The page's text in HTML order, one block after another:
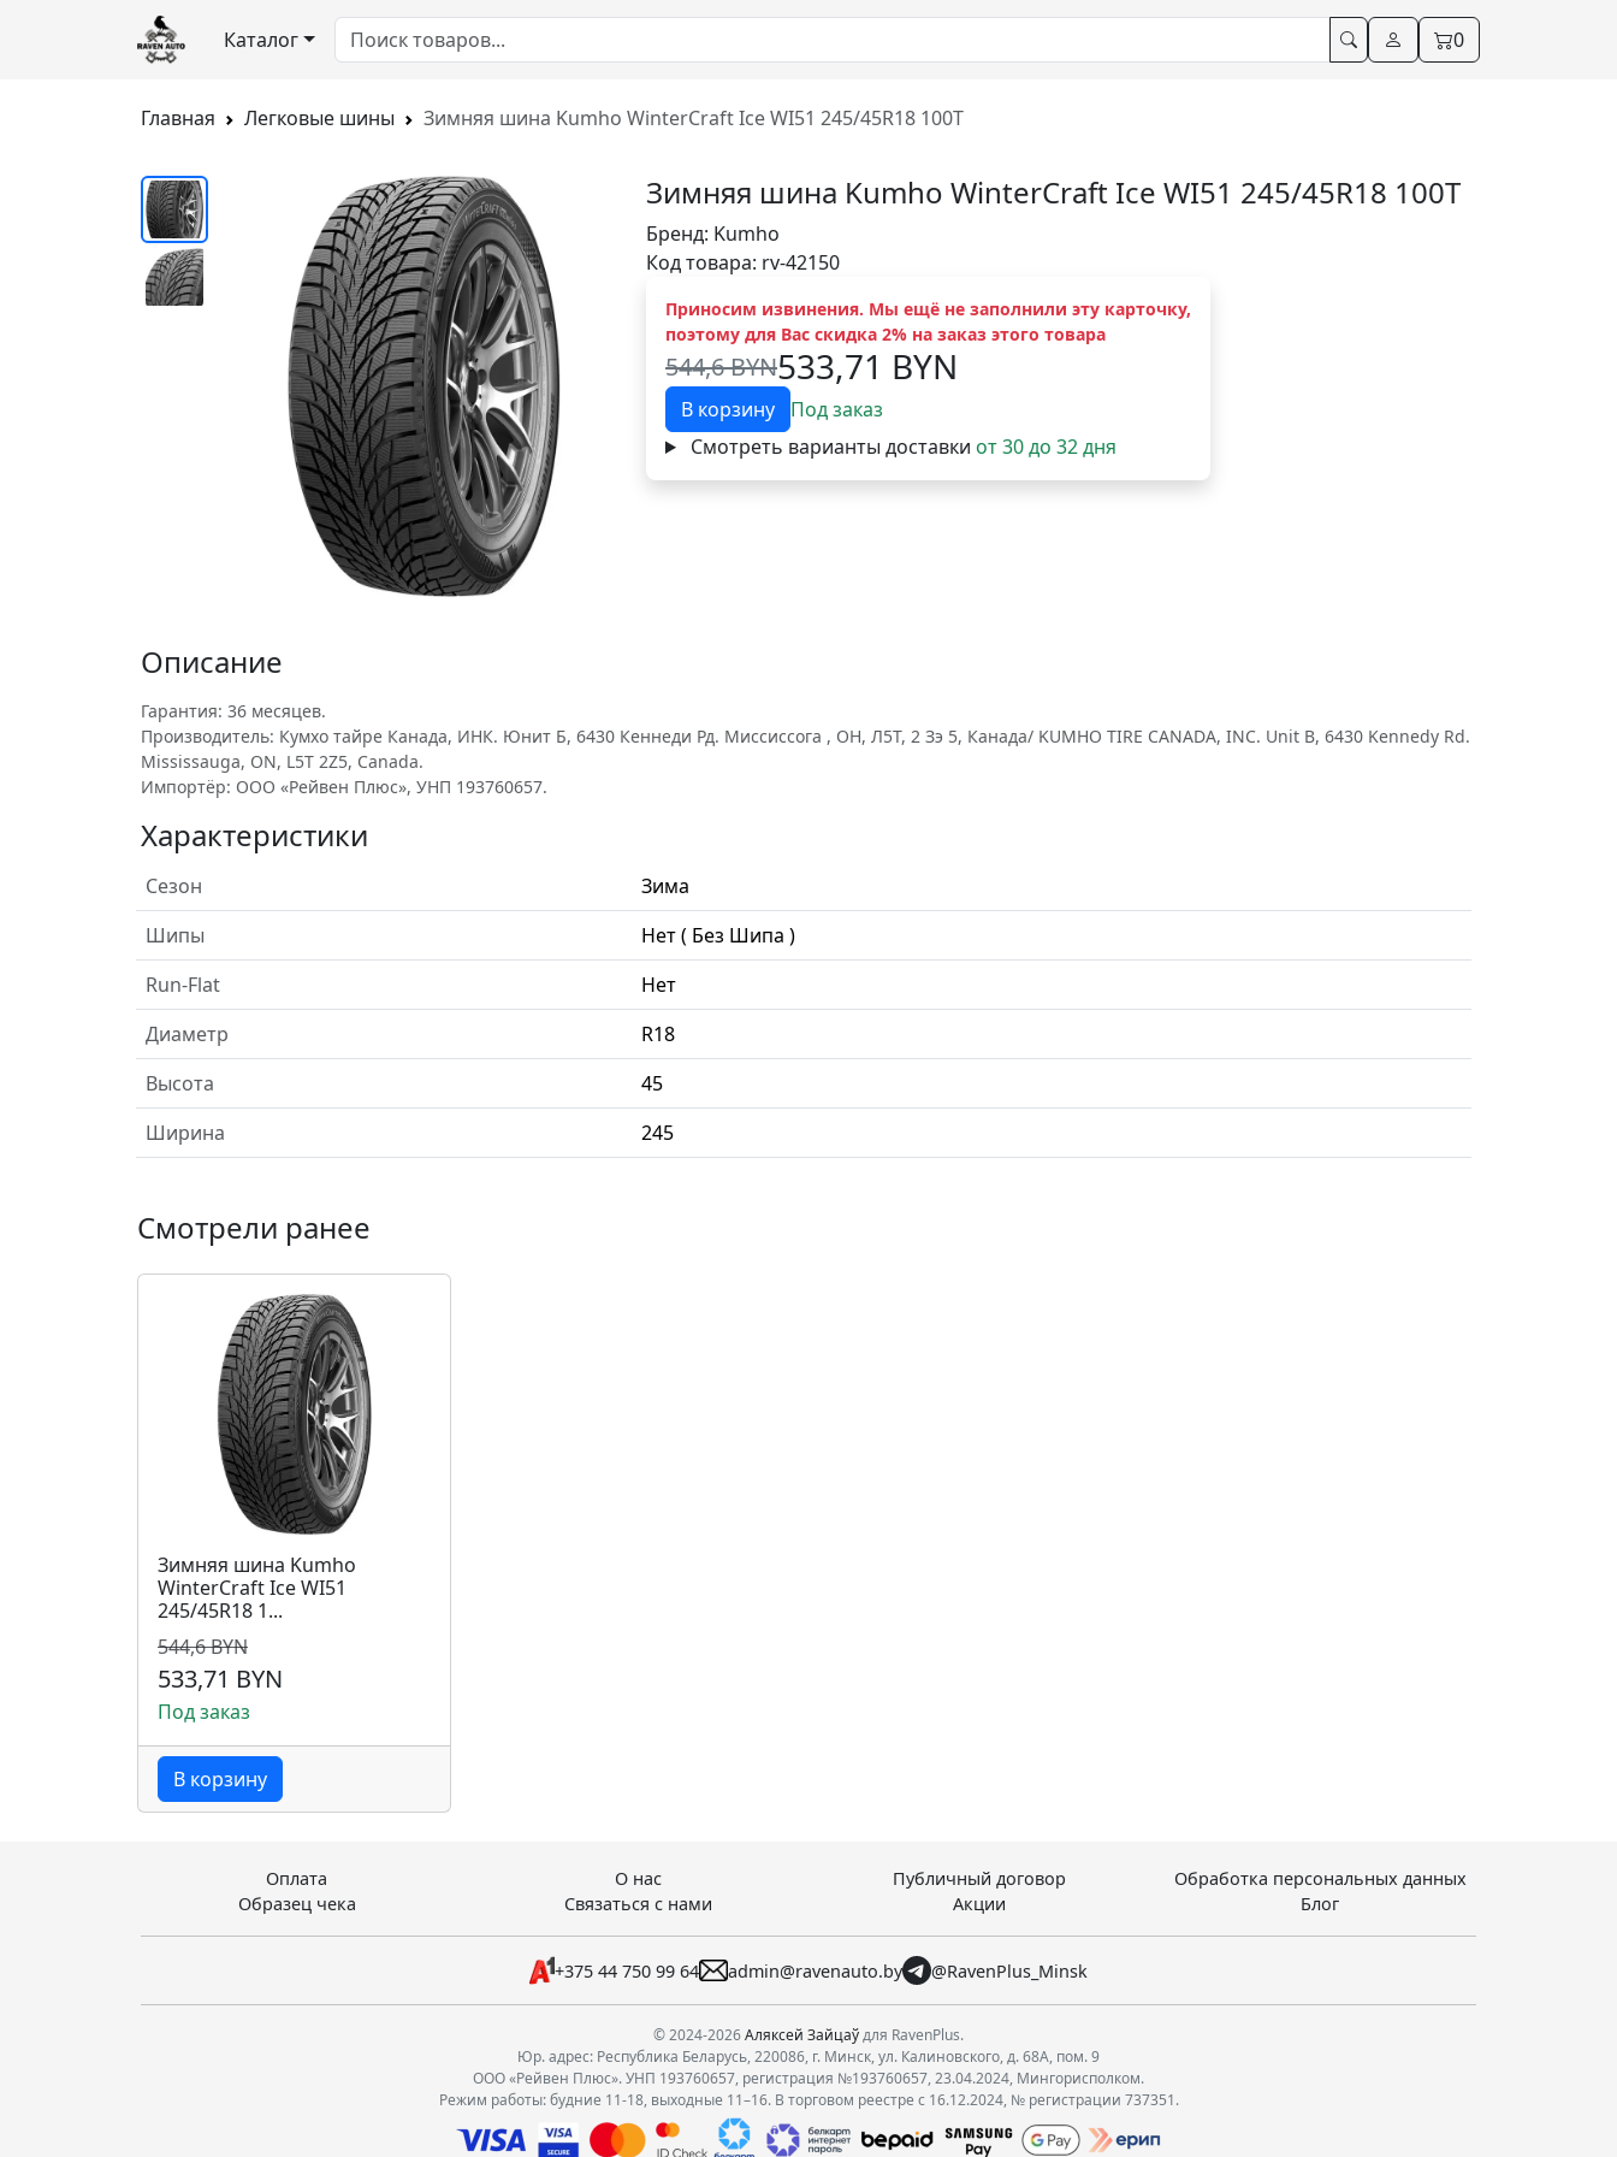
Каталог 0
Главная Легковые шины Зимняя шина Kumho WinterCraft Ice WI51 245/45R18 100T
Зимняя шина Kumho WinterCraft Ice WI51 245/45R18 100T
Бренд: Kumho
Код товара: rv-42150
Приносим извинения. Мы ещё не заполнили эту карточку,
поэтому для Вас скидка 2% на заказ этого товара
544,6 BYN533,71 BYN
В корзину
Под заказ
Смотреть варианты доставки от 30 до 32 дня
Описание
Гарантия: 36 месяцев.
Производитель: Кумхо тайре Канада, ИНК. Юнит Б, 6430 Кеннеди Рд. Миссиссога , ОН, Л5Т, 2 Зэ 5, Канада/ KUMHO TIRE CANADA, INC. Unit B, 6430 Kennedy Rd.
Mississauga, ON, L5T 2Z5, Canada.
Импортёр: ООО «Рейвен Плюс», УНП 193760657.
Характеристики
Сезон
Зима
Шипы
Нет ( Без Шипа )
Run-Flat
Нет
Диаметр
R18
Высота
45
Ширина
245
Смотрели ранее
Зимняя шина Kumho
WinterCraft Ice WI51
245/45R18 1...
544,6 BYN
533,71 BYN
Под заказ
В корзину
Оплата О нас Публичный договор
Обработка персональных данных
Образец чека
Связаться с нами Акции Блог
+375 44 750 99 64 admin@ravenauto.by @RavenPlus_Minsk
© 2024-2026Аляксей Зайцаўдля RavenPlus.
Юр. адрес: Республика Беларусь, 220086, г. Минск, ул. Калиновского, д. 68А, пом. 9
ООО «Рейвен Плюс». УНП 193760657, регистрация №193760657, 23.04.2024, Мингорисполком.
Режим работы: будние 11-18, выходные 11–16. В торговом реестре с 16.12.2024, № регистрации 737351.